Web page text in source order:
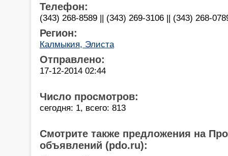
Телефон:
(343) 268-8589 || (343) 269-3106 || (343) 268-
Регион:
Калмыкия, Элиста
Отправлено:
17-12-2014 02:44
Число просмотров:
сегодня: 1, всего: 813
Смотрите также предложения на
объявлений (pdo.ru):